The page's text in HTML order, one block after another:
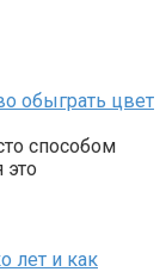
обыграть цвет
способом
лет и как